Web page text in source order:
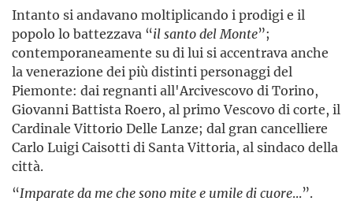
Intanto si andavano moltiplicando i prodigi e il
popolo lo battezzava “il santo del Monte”;
contemporaneamente su di lui si accentrava anche
la venerazione dei più distinti personaggi del
Piemonte: dai regnanti all'Arcivescovo di Torino,
Giovanni Battista Roero, al primo Vescovo di corte, il
Cardinale Vittorio Delle Lanze; dal gran cancelliere
Carlo Luigi Caisotti di Santa Vittoria, al sindaco della
città.
“Imparate da me che sono mite e umile di cuore...”.